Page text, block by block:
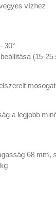
vízhez
30°
(15-25
a legjobb
68 mm,